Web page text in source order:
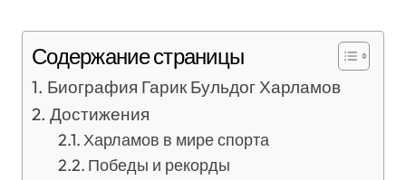
Содержание страницы
Биография Гарик Бульдог Харламов
Достижения
Харламов в мире спорта
Победы и рекорды